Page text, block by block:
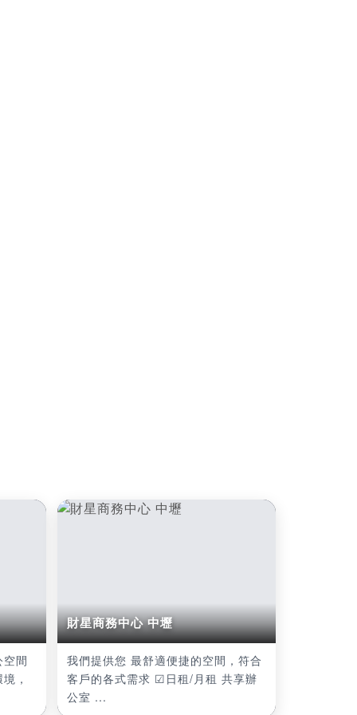
間
，
財星商務中心 中壢
我們提供您 最舒適便捷的空間，符合
客戶的各式需求 ☑日租/月租 共享辦
公室 ...